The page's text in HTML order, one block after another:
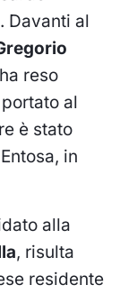
Davanti al
reso
al
è stato
in
alla
, risulta
residente